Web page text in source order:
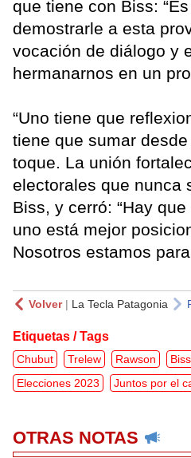
que tiene con Biss:
demostrarle a esta
vocación de diálogo y
hermanarnos en un
“Uno tiene que
tiene que sumar
toque. La unión
electorales que nunca
Biss, y cerró: “Hay
uno está mejor
Nosotros estamos para
Volver| La Tecla Patagonia
Etiquetas / Tags
Chubut Trelew Rawson Biss
Elecciones 2023
Juntos por el
OTRAS NOTAS